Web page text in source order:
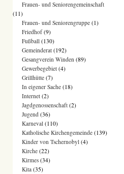
Frauen- und Seniorengemeinschaft
(11)
Frauen- und Seniorengruppe (1)
Friedhof(9)
Fußball (130)
Gemeinderat (192)
Gesangverein Winden (89)
Gewerbegebiet (4)
Grillhütte (7)
In eigener Sache (18)
Internet (2)
Jagdgenossenschaft (2)
Jugend (36)
Karneval (110)
Katholische Kirchengemeinde (139)
Kinder von Tschernobyl (4)
Kirche (22)
Kirmes (34)
Kita (35)